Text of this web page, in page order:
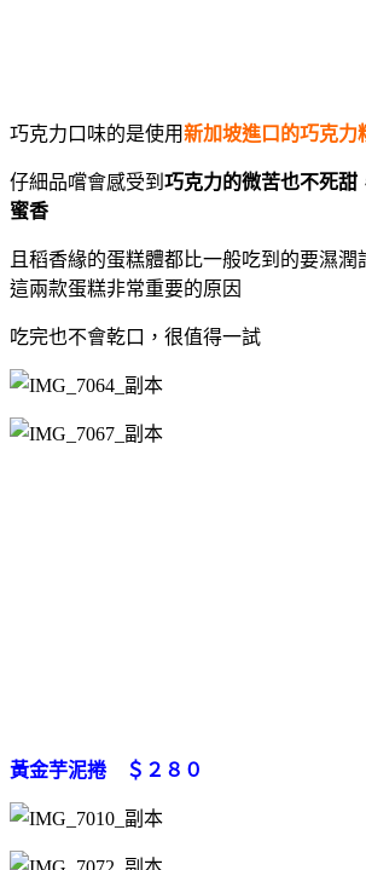
巧克力口味的是使用新加坡進口的巧克力
仔細品嚐會感受到 巧克力的微苦也不死甜
蜜香
且稻香緣的蛋糕體都比一般吃到的要濕
這兩款蛋糕非常重要的原因
吃完也不會乾口，很值得一試
黃金芋泥捲 ＄２８０